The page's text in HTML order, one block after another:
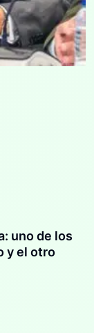
uno de los
y el otro